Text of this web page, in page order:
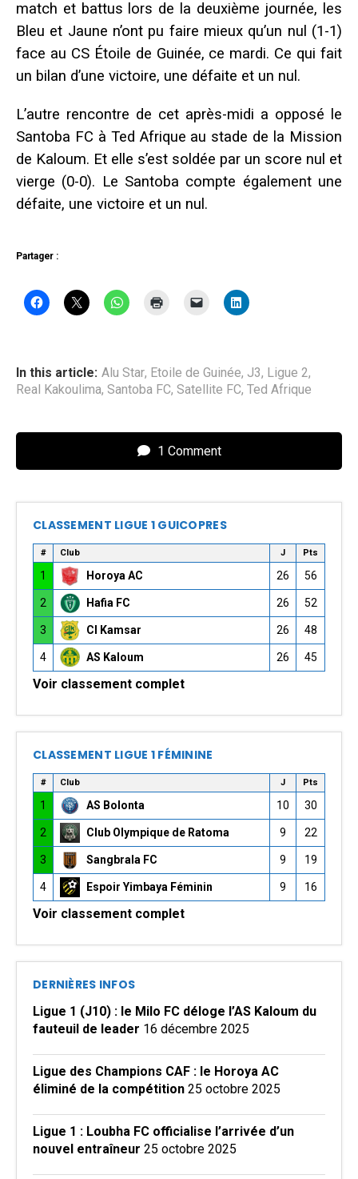
match et battus lors de la deuxième journée, les
Bleu et Jaune n’ont pu faire mieux qu’un nul (1-1)
face au CS Étoile de Guinée, ce mardi. Ce qui fait
un bilan d’une victoire, une défaite et un nul.
L’autre rencontre de cet après-midi a opposé le
Santoba FC à Ted Afrique au stade de la Mission
de Kaloum. Et elle s’est soldée par un score nul et
vierge (0-0). Le Santoba compte également une
défaite, une victoire et un nul.
Partager :
In this article: Alu Star, Etoile de Guinée, J3, Ligue 2,
Real Kakoulima, Santoba FC, Satellite FC, Ted Afrique
1 Comment
CLASSEMENT LIGUE 1 GUICOPRES
# Club J Pts
1 Horoya AC 26 56
2 Hafia FC 26 52
3 CI Kamsar 26 48
4 AS Kaloum 26 45
Voir classement complet
CLASSEMENT LIGUE 1 FÉMININE
# Club J Pts
1 AS Bolonta 10 30
2 Club Olympique de Ratoma 9 22
3 Sangbrala FC 9 19
4 Espoir Yimbaya Féminin 9 16
Voir classement complet
DERNIÈRES INFOS
Ligue 1 (J10) : le Milo FC déloge l’AS Kaloum du
fauteuil de leader 16 décembre 2025
Ligue des Champions CAF : le Horoya AC
éliminé de la compétition 25 octobre 2025
Ligue 1 : Loubha FC officialise l’arrivée d’un
nouvel entraîneur 25 octobre 2025